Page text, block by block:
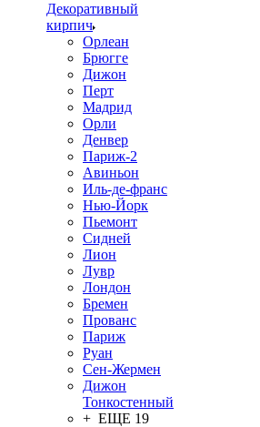
Декоративный
кирпич
Орлеан
Брюгге
Дижон
Перт
Мадрид
Орли
Денвер
Париж-2
Авиньон
Иль-де-франс
Нью-Йорк
Пьемонт
Сидней
Лион
Лувр
Лондон
Бремен
Прованс
Париж
Руан
Сен-Жермен
Дижон
Тонкостенный
+ ЕЩЕ 19